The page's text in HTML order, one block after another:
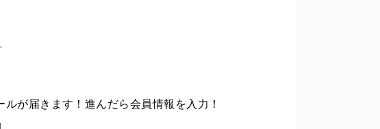
が届きます！進んだら会員情報を入力！